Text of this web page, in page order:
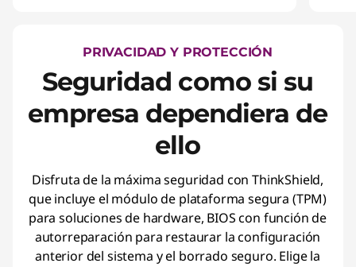
PRIVACIDAD Y PROTECCIÓN
Seguridad como si su
empresa dependiera de
ello
Disfruta de la máxima seguridad con ThinkShield,
que incluye el módulo de plataforma segura (TPM)
para soluciones de hardware, BIOS con función de
autorreparación para restaurar la configuración
anterior del sistema y el borrado seguro. Elige la